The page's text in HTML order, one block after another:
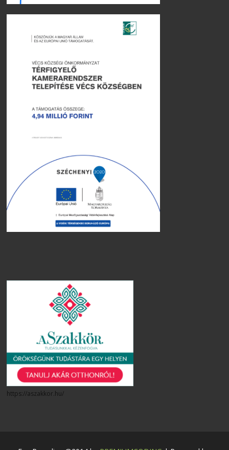
https://aszakkor.hu/